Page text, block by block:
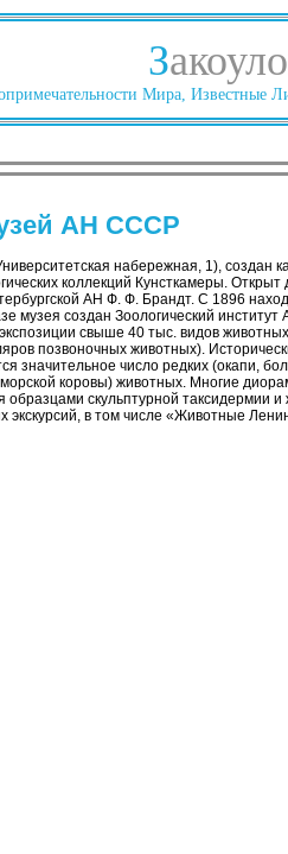
З
Мира, Известные
АН СССР
набережная, 1), создан
коллекций Кунсткамеры. Открыт
АН Ф. Ф. Брандт. С 1896
музея создан Зоологический
свыше 40 тыс. видов
позвоночных животных).
значительное число редких (окапи,
коровы) животных. Многие
образцами скульптурной
экскурсий, в том числе «Животные